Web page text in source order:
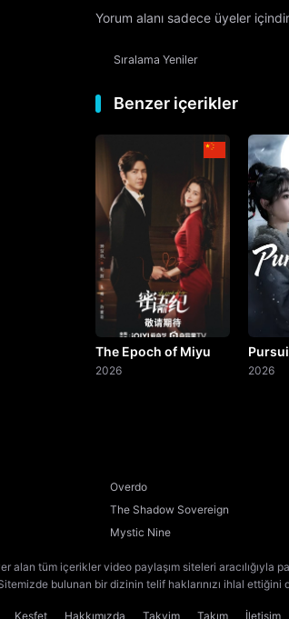
Yorum alanı sadece üyeler
Sıralama Yeniler
Benzer içerikler
The Epoch of Miyu
2026 2026
Overdo
The Shadow Sovereign
Mystic Nine
alan tüm içerikler video paylaşım siteleri aracılığıyla
bulunan bir dizinin telif haklarınızı ihlal ettiğini
Keşfet Hakkımızda Takvim Takım İletişim